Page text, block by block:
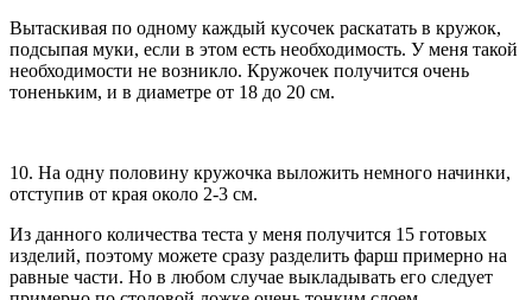
Вытаскивая по одному каждый кусочек раскатать в кружок,
подсыпая муки, если в этом есть необходимость. У меня такой
необходимости не возникло. Кружочек получится очень
тоненьким, и в диаметре от 18 до 20 см.
10. На одну половину кружочка выложить немного начинки,
отступив от края около 2-3 см.
Из данного количества теста у меня получится 15 готовых
изделий, поэтому можете сразу разделить фарш примерно на
равные части. Но в любом случае выкладывать его следует